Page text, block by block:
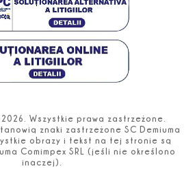
Wszystkie prawa zastrzeżone.
znaki zastrzeżone SC Demiuma
obrazy i tekst na tej stronie są
Comimpex SRL (jeśli nie określono
inaczej).